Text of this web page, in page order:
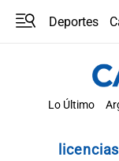
Deportes
Lo Último